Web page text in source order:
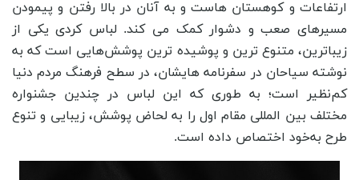
ارتفاعات و کوهستان هاست و به آنان در بالا رفتن و پیمودن
مسیرهای صعب و دشوار کمک می کند. لباس کردی یکی از
زیباترین، متنوع ‌ترین و پوشیده ‌ترین پوشش‌هایی است که به
نوشته سیاحان در سفرنامه ‌هایشان، در سطح فرهنگ مردم دنیا
کم‌نظیر است؛ به طوری که این لباس در چندین جشنواره
مختلف بین ‌المللی مقام اول را به لحاض پوشش، زیبایی و تنوع
طرح به‌خود اختصاص داده است.